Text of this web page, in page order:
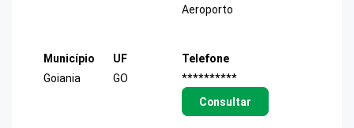
Aeroporto
Município
Goiania
UF
GO
Telefone
**********
Consultar